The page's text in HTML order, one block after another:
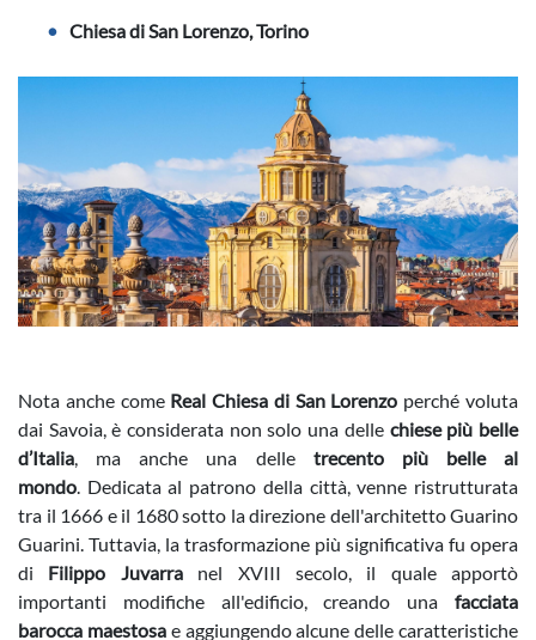
Chiesa di San Lorenzo, Torino
Nota anche come Real Chiesa di San Lorenzo perché voluta
dai Savoia, è considerata non solo una delle chiese più belle
d’Italia, ma anche una delle trecento più belle al
mondo. Dedicata al patrono della città, venne ristrutturata
tra il 1666 e il 1680 sotto la direzione dell'architetto Guarino
Guarini. Tuttavia, la trasformazione più significativa fu opera
di Filippo Juvarranel XVIII secolo, il quale apportò
importanti modifiche all'edificio, creando una facciata
barocca maestosae aggiungendo alcune delle caratteristiche